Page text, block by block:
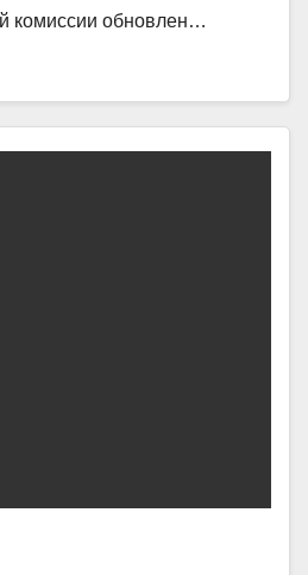
комиссии обновлен…